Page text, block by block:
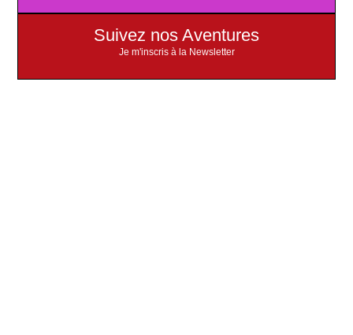
Suivez nos Aventures
Je m'inscris à la Newsletter